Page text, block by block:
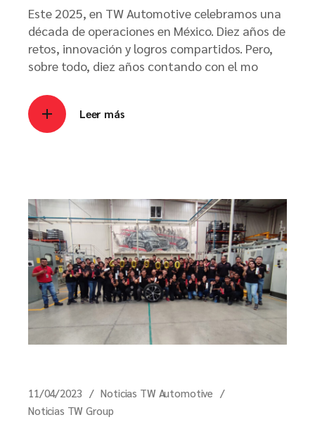
Este 2025, en TW Automotive celebramos una
década de operaciones en México. Diez años de
retos, innovación y logros compartidos. Pero,
sobre todo, diez años contando con el mo
Leer más
11/04/2023
Noticias TW Automotive
Noticias TW Group